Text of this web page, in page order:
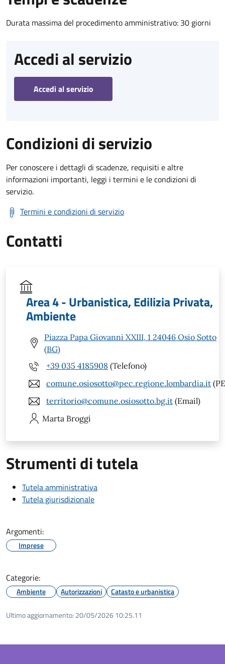
Durata massima del procedimento amministrativo: 30 giorni
Accedi al servizio
Accedi al servizio
Condizioni di servizio
Per conoscere i dettagli di scadenze, requisiti e altre
informazioni importanti, leggi i termini e le condizioni di
servizio.
Termini e condizioni di servizio
Contatti
Area 4 - Urbanistica, Edilizia Privata,
Ambiente
Piazza Papa Giovanni XXIII, 1 24046 Osio Sotto
(BG)
+39 035 4185908 (Telefono)
comune.osiosotto@pec.regione.lombardia.it
territorio@comune.osiosotto.bg.it (Email)
Marta Broggi
Strumenti di tutela
Tutela amministrativa
Tutela giurisdizionale
Argomenti:
Imprese
Categorie:
Ambiente Autorizzazioni Catasto e urbanistica
Ultimo aggiornamento: 20/05/2026 10:25.11